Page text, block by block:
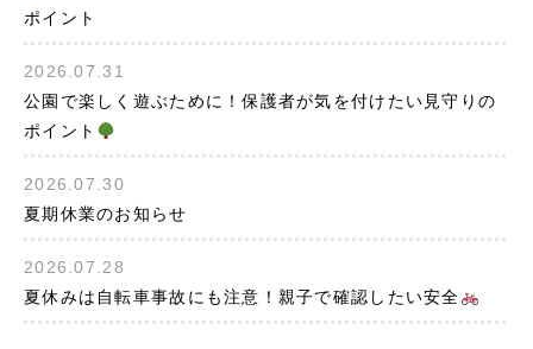
ポイント
2026.07.31
公園で楽しく遊ぶために！保護者が気を付けたい見守りの
ポイント
2026.07.30
夏期休業のお知らせ
2026.07.28
夏休みは自転車事故にも注意！親子で確認したい安全